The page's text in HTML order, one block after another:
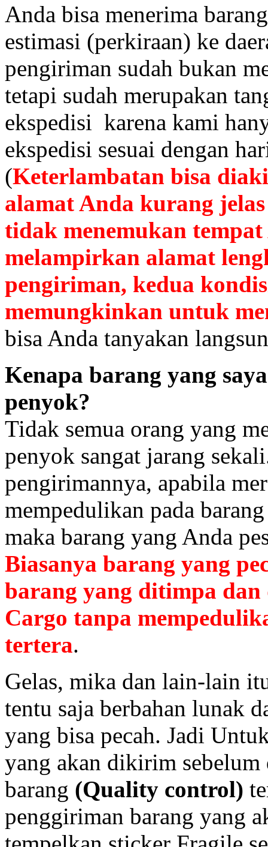
Anda bisa menerima
estimasi (perkiraan) ke
pengiriman sudah bukan
tetapi sudah merupakan
ekspedisi karena kami
ekspedisi sesuai dengan
(Keterlambatan bisa
alamat Anda kurang
tidak menemukan
melampirkan alamat
pengiriman, kedua
memungkinkan untuk
bisa Anda tanyakan
Kenapa barang yang
penyok?
Tidak semua orang yang
penyok sangat jarang
pengirimannya, apabila
mempedulikan pada
maka barang yang Anda
Biasanya barang yang
barang yang ditimpa
Cargo tanpa
tertera.
Gelas, mika dan lain-lain
tentu saja berbahan lunak
yang bisa pecah. Jadi
yang akan dikirim
barang (Quality control)
penggiriman barang yang